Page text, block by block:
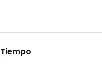
Tiempo